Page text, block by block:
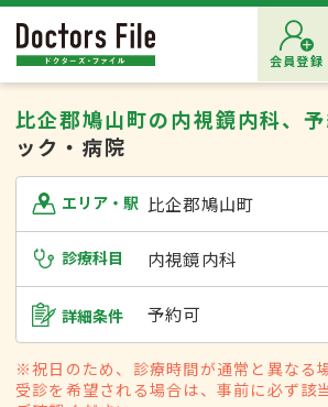
会員登録
比企郡鳩山町の内視鏡内科、
ック・病院
エリア・駅 比企郡鳩山町
診療科目 内視鏡内科
詳細条件 予約可
※祝日のため、診療時間が通常と異なる
受診を希望される場合は、事前に必ず該